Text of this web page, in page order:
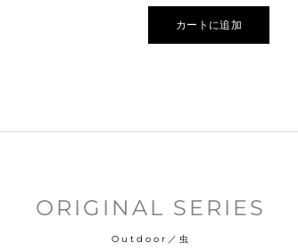
カートに追加
ORIGINAL SERIES
Outdoor／虫